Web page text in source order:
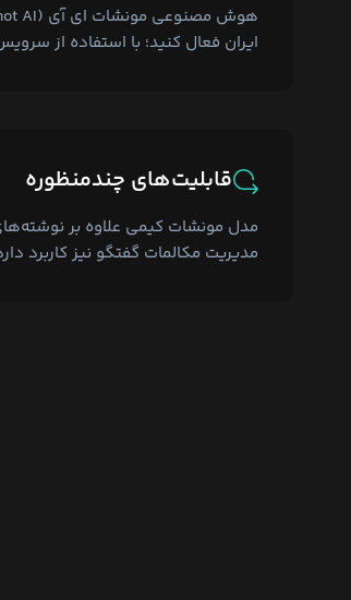
ایران فعال کنید؛ با استفاده از
قابلیت‌های چندمنظوره
مدل مونشات کیمی علاوه بر
مدیریت مکالمات گفتگو نیز کاربرد